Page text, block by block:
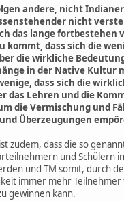
andere, nicht
nicht
das lange fortbestehen
kommt, dass sich die
die wirkliche
in der Native Kultur
dass sich die
das Lehren und die
die Vermischung und
Überzeugungen
zudem, dass die so
und Schülern
und TM somit, durch
immer mehr Teilnehmer
gewinnen kann.